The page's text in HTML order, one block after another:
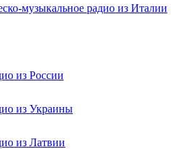
музыкальное радио из Италии
из России
из Украины
из Латвии